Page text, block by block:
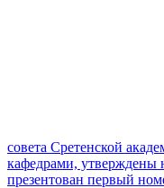
совета Сретенской
кафедрами, утверждены
презентован первый